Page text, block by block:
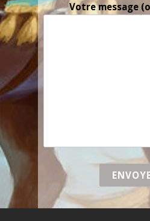
Votre message